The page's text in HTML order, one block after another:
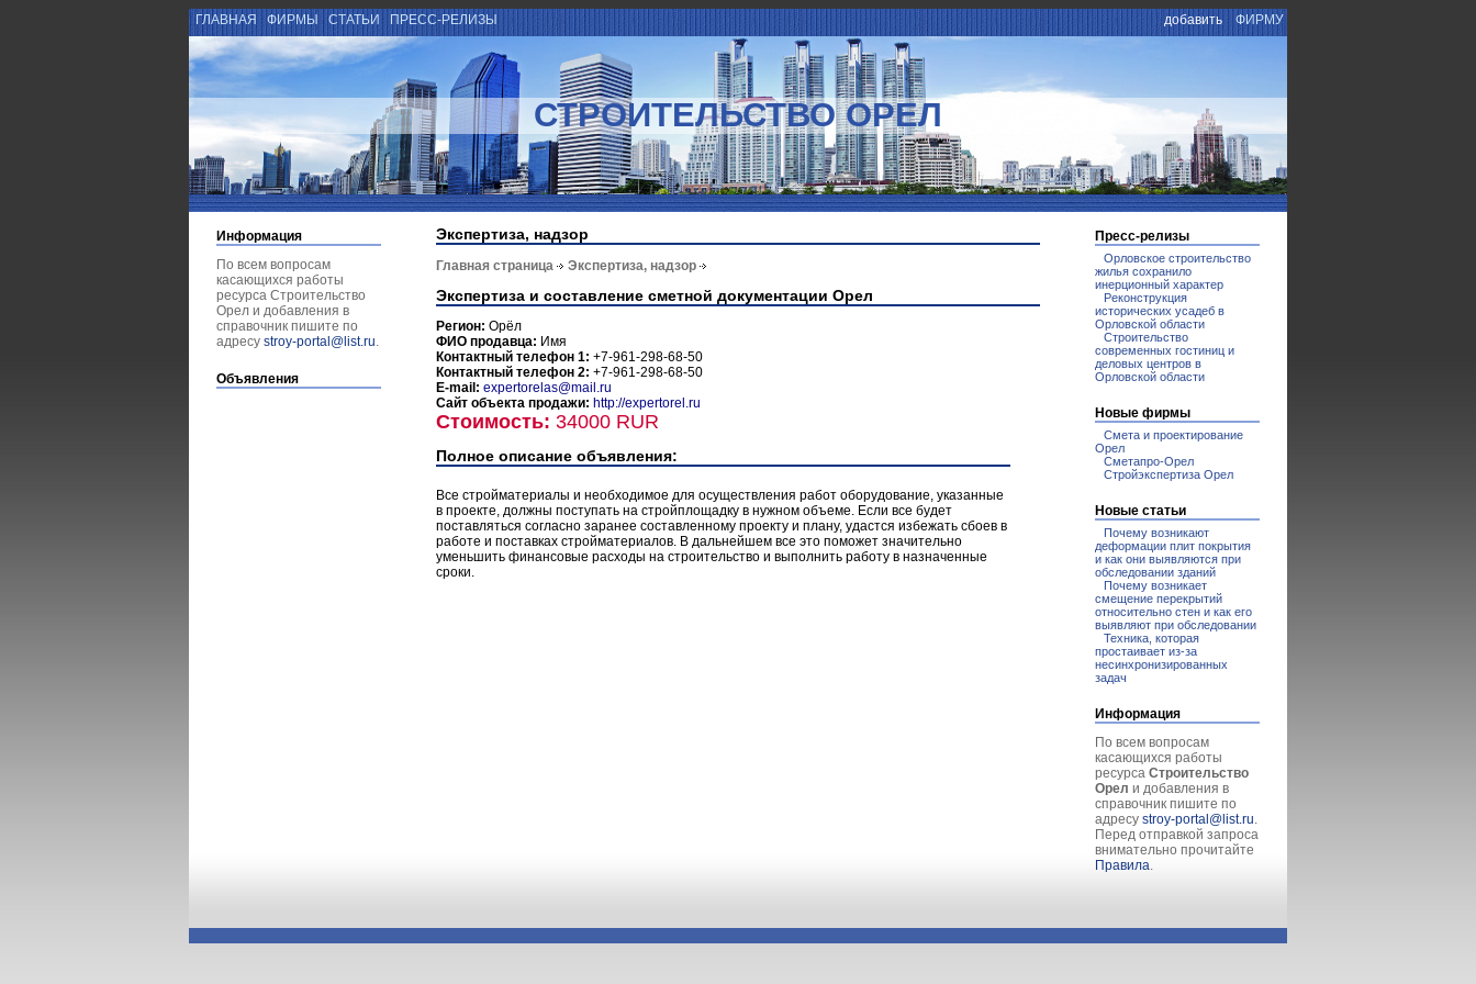
ГЛАВНАЯ ФИРМЫ СТАТЬИ ПРЕСС-РЕЛИЗЫ добавить ФИРМУ
СТРОИТЕЛЬСТВО ОРЕЛ
Информация
По всем вопросам
касающихся работы
ресурса Строительство
Орел и добавления в
справочник пишите по
адресу stroy-portal@list.ru.
Объявления
Экспертиза, надзор
Главная страница Экспертиза, надзор
Экспертиза и составление сметной документации Орел
Регион: Орёл
ФИО продавца: Имя
Контактный телефон 1: +7-961-298-68-50
Контактный телефон 2: +7-961-298-68-50
E-mail: expertorelas@mail.ru
Сайт объекта продажи: http://expertorel.ru
Стоимость: 34000 RUR
Полное описание объявления:
Все стройматериалы и необходимое для осуществления работ оборудование, указанные
в проекте, должны поступать на стройплощадку в нужном объеме. Если все будет
поставляться согласно заранее составленному проекту и плану, удастся избежать сбоев в
работе и поставках стройматериалов. В дальнейшем все это поможет значительно
уменьшить финансовые расходы на строительство и выполнить работу в назначенные
сроки.
Пресс-релизы
Орловское строительство
жилья сохранило
инерционный характер
Реконструкция
исторических усадеб в
Орловской области
Строительство
современных гостиниц и
деловых центров в
Орловской области
Новые фирмы
Смета и проектирование
Орел
Сметапро-Орел
Стройэкспертиза Орел
Новые статьи
Почему возникают
деформации плит покрытия
и как они выявляются при
обследовании зданий
Почему возникает
смещение перекрытий
относительно стен и как его
выявляют при обследовании
Техника, которая
простаивает из-за
несинхронизированных
задач
Информация
По всем вопросам
касающихся работы
ресурса Строительство
Орел и добавления в
справочник пишите по
адресу stroy-portal@list.ru.
Перед отправкой запроса
внимательно прочитайте
Правила.